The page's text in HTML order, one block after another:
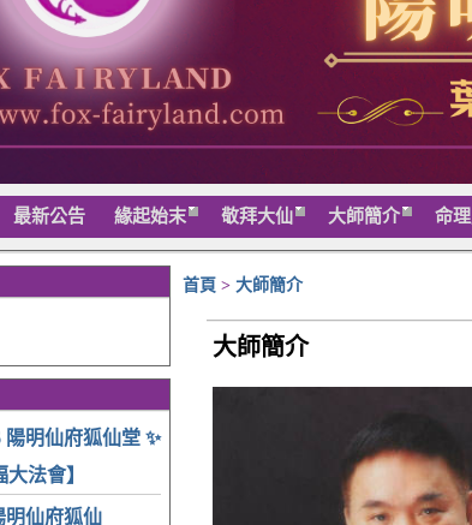
最新公告 緣起始末 敬拜大仙 大師簡介 命
陽明仙府狐仙堂 ✨
大法會】
明仙府狐仙
首頁 > 大師簡介
大師簡介